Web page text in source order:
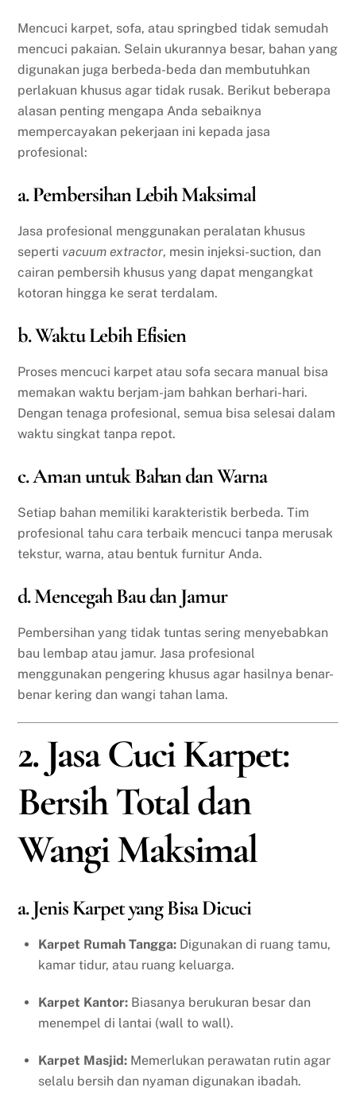
Mencuci karpet, sofa, atau springbed tidak semudah
mencuci pakaian. Selain ukurannya besar, bahan yang
digunakan juga berbeda-beda dan membutuhkan
perlakuan khusus agar tidak rusak. Berikut beberapa
alasan penting mengapa Anda sebaiknya
mempercayakan pekerjaan ini kepada jasa
profesional:
a. Pembersihan Lebih Maksimal
Jasa profesional menggunakan peralatan khusus
seperti vacuum extractor, mesin injeksi-suction, dan
cairan pembersih khusus yang dapat mengangkat
kotoran hingga ke serat terdalam.
b. Waktu Lebih Efisien
Proses mencuci karpet atau sofa secara manual bisa
memakan waktu berjam-jam bahkan berhari-hari.
Dengan tenaga profesional, semua bisa selesai dalam
waktu singkat tanpa repot.
c. Aman untuk Bahan dan Warna
Setiap bahan memiliki karakteristik berbeda. Tim
profesional tahu cara terbaik mencuci tanpa merusak
tekstur, warna, atau bentuk furnitur Anda.
d. Mencegah Bau dan Jamur
Pembersihan yang tidak tuntas sering menyebabkan
bau lembap atau jamur. Jasa profesional
menggunakan pengering khusus agar hasilnya benar-
benar kering dan wangi tahan lama.
2. Jasa Cuci Karpet:
Bersih Total dan
Wangi Maksimal
a. Jenis Karpet yang Bisa Dicuci
Karpet Rumah Tangga: Digunakan di ruang tamu,
kamar tidur, atau ruang keluarga.
Karpet Kantor: Biasanya berukuran besar dan
menempel di lantai (wall to wall).
Karpet Masjid: Memerlukan perawatan rutin agar
selalu bersih dan nyaman digunakan ibadah.